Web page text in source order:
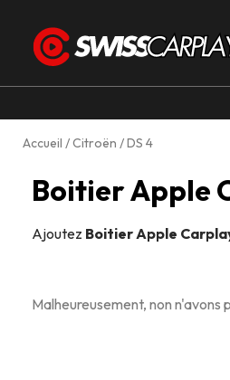
Accueil /Citroën / DS 4
Boitier Apple
Ajoutez Boitier Apple
Malheureusement, non